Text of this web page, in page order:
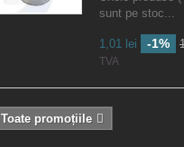
sunt pe stoc...
1,01 lei -1%
TVA
Toate promoțiile